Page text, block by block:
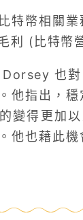
特幣相關
利 (比特幣
也對
他指出，穩
變得更加
他也藉此